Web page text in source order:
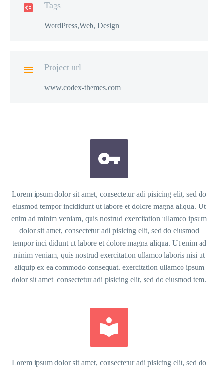
 Tags
WordPress,Web, Design
 Project url
www.codex-themes.com


Lorem ipsum dolor sit amet, consectetur adi pisicing elit, sed do
eiusmod tempor incididunt ut labore et dolore magna aliqua. Ut
enim ad minim veniam, quis nostrud exercitation ullamco ipsum
dolor sit amet, consectetur adi pisicing elit, sed do eiusmod
tempor inci didunt ut labore et dolore magna aliqua. Ut enim ad
minim veniam, quis nostrud exercitation ullamco laboris nisi ut
aliquip ex ea commodo consequat. exercitation ullamco ipsum
dolor sit amet, consectetur adi pisicing elit, sed do eiusmod tem.


Lorem ipsum dolor sit amet, consectetur adi pisicing elit, sed do